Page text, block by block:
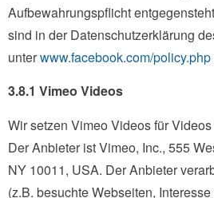
Aufbewahrungspflicht
sind in der Datenschutzerklärung
unterwww.facebook.com/policy.php
3.8.1 ​Vimeo Videos​
Wir setzen Vimeo Videos für
Der Anbieter ist Vimeo, Inc., 555
NY 10011, USA. Der Anbieter
(z.B. besuchte Webseiten,